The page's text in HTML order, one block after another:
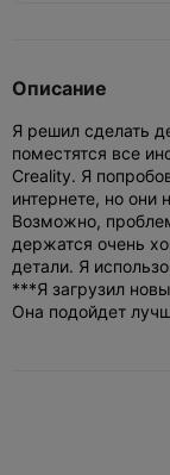
Описание
Я решил сделать
поместятся все
Creality. Я
интернете, но они
Возможно,
держатся очень
детали. Я
***Я загрузил
Она подойдет